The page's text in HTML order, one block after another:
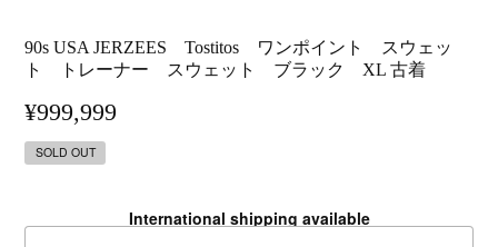
90s USA JERZEES Tostitos ワンポイント スウェッ
ト トレーナー スウェット ブラック XL 古着
¥999,999
SOLD OUT
International shipping available